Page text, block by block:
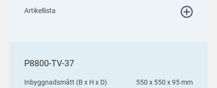
Artikellista
P8800-TV-37
Inbyggnadsmått (B x H x D)
550 x 550 x 95 mm